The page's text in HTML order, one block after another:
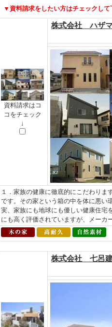
▼資料請求をしたい方はチェックして
資料請求はコ
コをチェック
↓
株式会社 ハザ
１．家族の健康に徹底的にこだわり
です。その家という箱の中を体に悪い
実、家族にも地球にも優しい健康住宅
にも高く評価されていますが、メーカ
株式会社 七呂